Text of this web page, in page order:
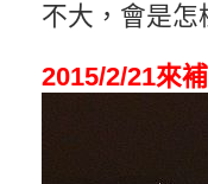
不大，會是怎
2015/2/21來